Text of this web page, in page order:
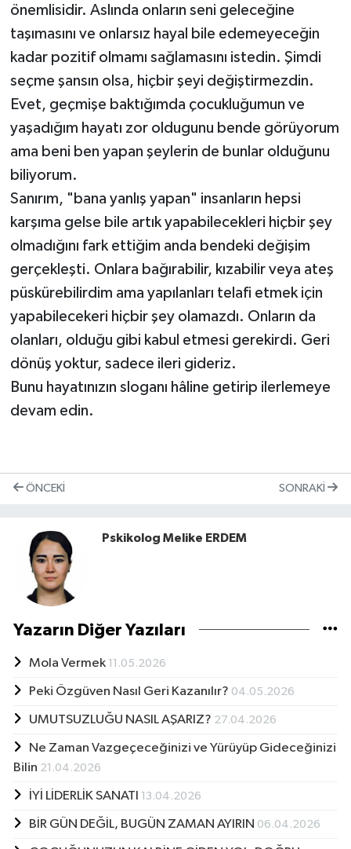
önemlisidir. Aslında onların seni geleceğine
taşımasını ve onlarsız hayal bile edemeyeceğin
kadar pozitif olmamı sağlamasını istedin. Şimdi
seçme şansın olsa, hiçbir şeyi değiştirmezdin.
Evet, geçmişe baktığımda çocukluğumun ve
yaşadığım hayatı zor oldugunu bende görüyorum
ama beni ben yapan şeylerin de bunlar olduğunu
biliyorum.
Sanırım, "bana yanlış yapan" insanların hepsi
karşıma gelse bile artık yapabilecekleri hiçbir şey
olmadığını fark ettiğim anda bendeki değişim
gerçekleşti. Onlara bağırabilir, kızabilir veya ateş
püskürebilirdim ama yapılanları telafi etmek için
yapabilecekeri hiçbir şey olamazdı. Onların da
olanları, olduğu gibi kabul etmesi gerekirdi. Geri
dönüş yoktur, sadece ileri gideriz.
Bunu hayatınızın sloganı hâline getirip ilerlemeye
devam edin.
ÖNCEKI SONRAKI
Pskikolog Melike ERDEM
Yazarın Diğer Yazıları
Mola Vermek 11.05.2026
Peki Özgüven Nasıl Geri Kazanılır? 04.05.2026
UMUTSUZLUĞU NASIL AŞARIZ? 27.04.2026
Ne Zaman Vazgeçeceğinizi ve Yürüyüp Gideceğinizi
Bilin 21.04.2026
İYİ LİDERLİK SANATI 13.04.2026
BİR GÜN DEĞİL, BUGÜN ZAMAN AYIRIN 06.04.2026